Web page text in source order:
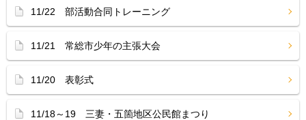
11/22 部活動合同トレーニング
11/21 常総市少年の主張大会
11/20 表彰式
11/18～19 三妻・五箇地区公民館まつり